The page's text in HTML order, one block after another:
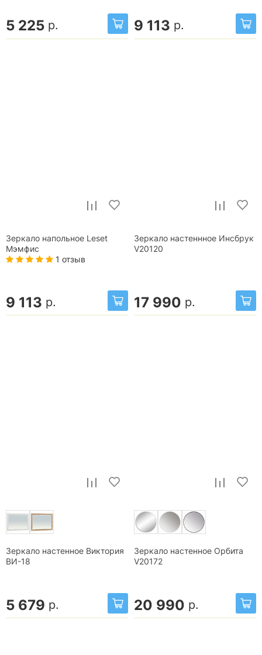
5 225 р. 9 113 р.
Зеркало напольное Leset
Мэмфис
1 отзыв
9 113 р.
Зеркало настеннное Инсбрук
V20120
17 990 р.
Зеркало настенное Виктория
ВИ-18
5 679 р.
Зеркало настенное Орбита
V20172
20 990 р.